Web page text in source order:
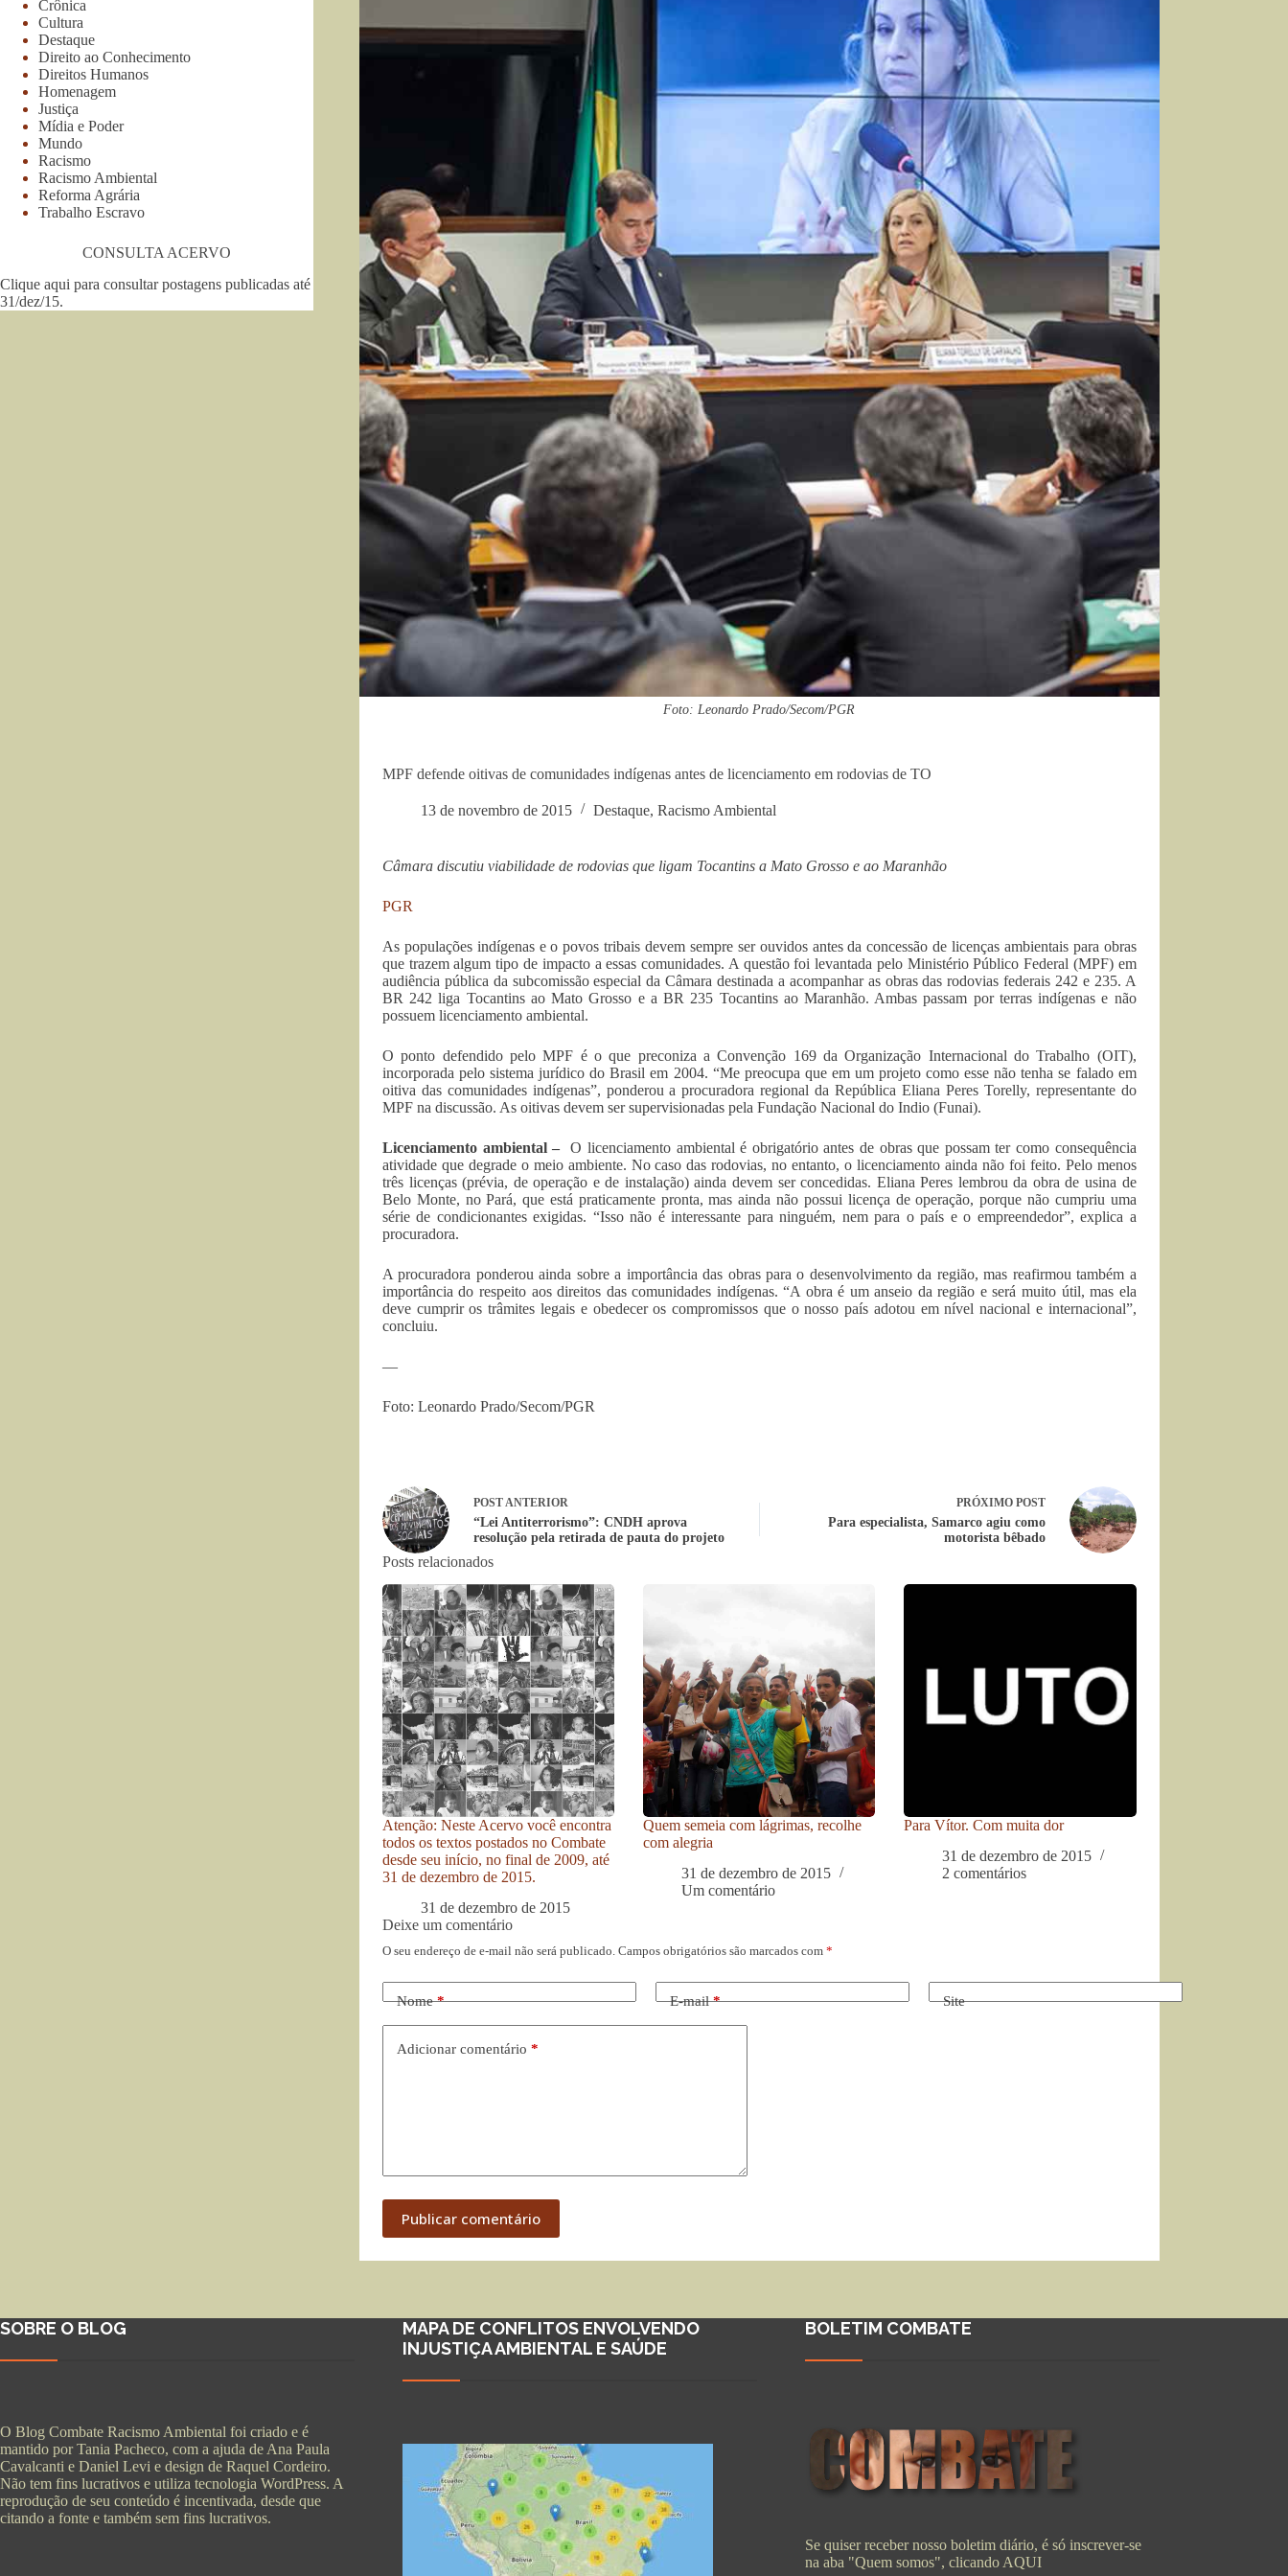
Foto: Leonardo Prado/Secom/PGR
MPF defende oitivas de comunidades indígenas antes de licenciamento em rodovias de TO
13 de novembro de 2015 Destaque, Racismo Ambiental
Câmara discutiu viabilidade de rodovias que ligam Tocantins a Mato Grosso e ao Maranhão
PGR
As populações indígenas e o povos tribais devem sempre ser ouvidos antes da concessão de licenças ambientais para obras
que trazem algum tipo de impacto a essas comunidades. A questão foi levantada pelo Ministério Público Federal (MPF) em
audiência pública da subcomissão especial da Câmara destinada a acompanhar as obras das rodovias federais 242 e 235. A
BR 242 liga Tocantins ao Mato Grosso e a BR 235 Tocantins ao Maranhão. Ambas passam por terras indígenas e não
possuem licenciamento ambiental.
O ponto defendido pelo MPF é o que preconiza a Convenção 169 da Organização Internacional do Trabalho (OIT),
incorporada pelo sistema jurídico do Brasil em 2004. “Me preocupa que em um projeto como esse não tenha se falado em
oitiva das comunidades indígenas”, ponderou a procuradora regional da República Eliana Peres Torelly, representante do
MPF na discussão. As oitivas devem ser supervisionadas pela Fundação Nacional do Indio (Funai).
Licenciamento ambiental –O licenciamento ambiental é obrigatório antes de obras que possam ter como consequência
atividade que degrade o meio ambiente. No caso das rodovias, no entanto, o licenciamento ainda não foi feito. Pelo menos
três licenças (prévia, de operação e de instalação) ainda devem ser concedidas. Eliana Peres lembrou da obra de usina de
Belo Monte, no Pará, que está praticamente pronta, mas ainda não possui licença de operação, porque não cumpriu uma
série de condicionantes exigidas. “Isso não é interessante para ninguém, nem para o país e o empreendedor”, explica a
procuradora.
A procuradora ponderou ainda sobre a importância das obras para o desenvolvimento da região, mas reafirmou também a
importância do respeito aos direitos das comunidades indígenas. “A obra é um anseio da região e será muito útil, mas ela
deve cumprir os trâmites legais e obedecer os compromissos que o nosso país adotou em nível nacional e internacional”,
concluiu.
—
Foto: Leonardo Prado/Secom/PGR
POSTANTERIOR
“Lei Antiterrorismo”: CNDH aprova
resolução pela retirada de pauta do projeto
PRÓXIMO POST
Para especialista, Samarco agiu como
motorista bêbado
Posts relacionados
Atenção: Neste Acervo você encontra
todos os textos postados no Combate
desde seu início, no final de 2009, até
31 de dezembro de 2015.
31 de dezembro de 2015
Quem semeia com lágrimas, recolhe
com alegria
31 de dezembro de 2015
Um comentário
Para Vítor. Com muita dor
31 de dezembro de 2015
2 comentários
Deixe um comentário
O seu endereço de e-mail não será publicado. Campos obrigatórios são marcados com *
Nome* E-mail* Site
Adicionar comentário *
Publicar comentário
Crônica
Cultura
Destaque
Direito ao Conhecimento
Direitos Humanos
Homenagem
Justiça
Mídia e Poder
Mundo
Racismo
Racismo Ambiental
Reforma Agrária
Trabalho Escravo
CONSULTA ACERVO
Clique aqui para consultar postagens publicadas até
31/dez/15.
SOBRE O BLOG
O Blog Combate Racismo Ambiental foi criado e é
mantido por Tania Pacheco, com a ajuda de Ana Paula
Cavalcanti e Daniel Levi e design de Raquel Cordeiro.
Não tem fins lucrativos e utiliza tecnologia WordPress. A
reprodução de seu conteúdo é incentivada, desde que
citando a fonte e também sem fins lucrativos.
MAPA DE CONFLITOS ENVOLVENDO
INJUSTIÇA AMBIENTAL E SAÚDE
BOLETIM COMBATE
Se quiser receber nosso boletim diário, é só inscrever-se
na aba "Quem somos", clicandoAQUI